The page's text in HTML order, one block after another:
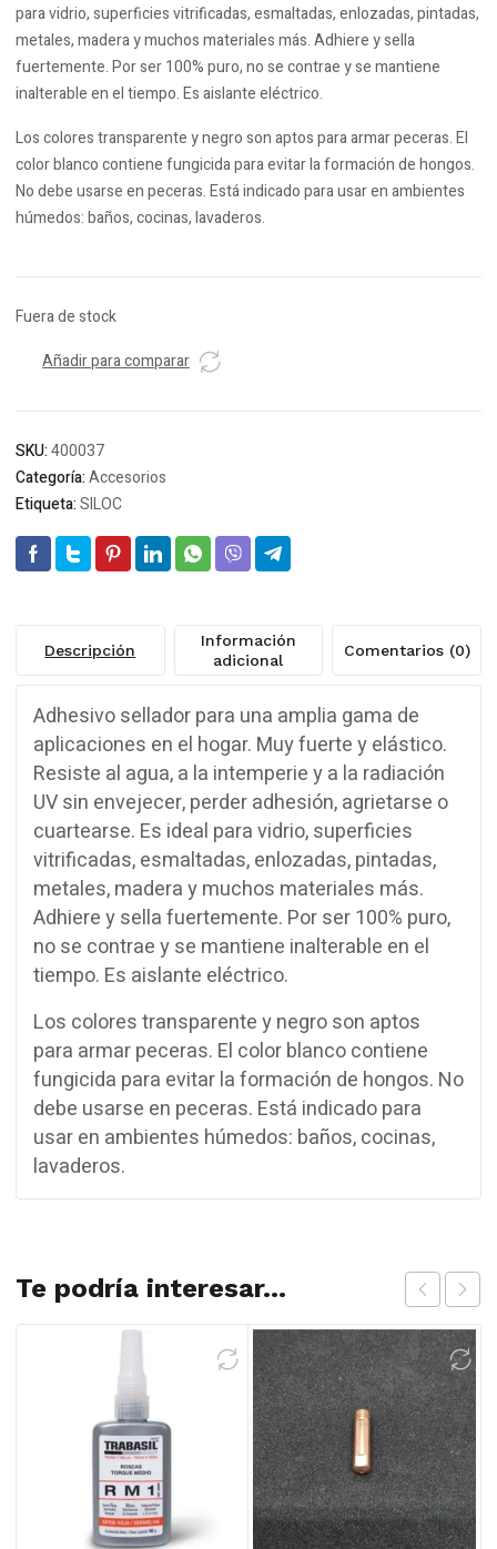
para vidrio, superficies vitrificadas, esmaltadas, enlozadas, pintadas,
metales, madera y muchos materiales más. Adhiere y sella
fuertemente. Por ser 100% puro, no se contrae y se mantiene
inalterable en el tiempo. Es aislante eléctrico.
Los colores transparente y negro son aptos para armar peceras. El
color blanco contiene fungicida para evitar la formación de hongos.
No debe usarse en peceras. Está indicado para usar en ambientes
húmedos: baños, cocinas, lavaderos.
Fuera de stock
Añadir para comparar
SKU:400037
Categoría:Accesorios
Etiqueta:SILOC
Descripción
Información
adicional
Comentarios (0)
Adhesivo sellador para una amplia gama de
aplicaciones en el hogar. Muy fuerte y elástico.
Resiste al agua, a la intemperie y a la radiación
UV sin envejecer, perder adhesión, agrietarse o
cuartearse. Es ideal para vidrio, superficies
vitrificadas, esmaltadas, enlozadas, pintadas,
metales, madera y muchos materiales más.
Adhiere y sella fuertemente. Por ser 100% puro,
no se contrae y se mantiene inalterable en el
tiempo. Es aislante eléctrico.
Los colores transparente y negro son aptos
para armar peceras. El color blanco contiene
fungicida para evitar la formación de hongos. No
debe usarse en peceras. Está indicado para
usar en ambientes húmedos: baños, cocinas,
lavaderos.
Te podría interesar...